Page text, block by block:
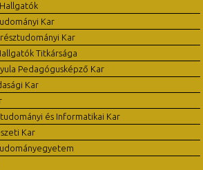
Kar
Kar
Titkársága
Pedagógusképző Kar
Kar
és Informatikai Kar
Kar